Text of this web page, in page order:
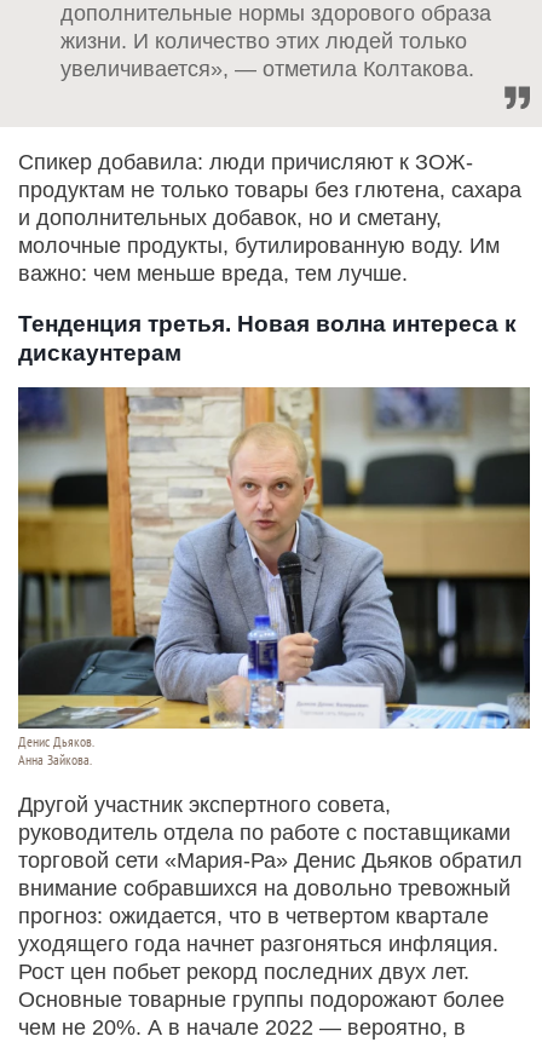
дополнительные нормы здорового образа
жизни. И количество этих людей только
увеличивается», — отметила Колтакова.
Спикер добавила: люди причисляют к ЗОЖ-
продуктам не только товары без глютена, сахара
и дополнительных добавок, но и сметану,
молочные продукты, бутилированную воду. Им
важно: чем меньше вреда, тем лучше.
Тенденция третья. Новая волна интереса к
дискаунтерам
Денис Дьяков.
Анна Зайкова.
Другой участник экспертного совета,
руководитель отдела по работе с поставщиками
торговой сети «Мария-Ра» Денис Дьяков обратил
внимание собравшихся на довольно тревожный
прогноз: ожидается, что в четвертом квартале
уходящего года начнет разгоняться инфляция.
Рост цен побьет рекорд последних двух лет.
Основные товарные группы подорожают более
чем не 20%. А в начале 2022 — вероятно, в